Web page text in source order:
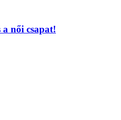
női csapat!